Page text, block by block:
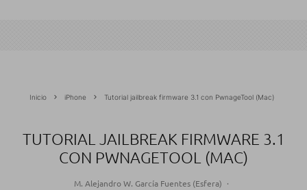
Inicio iPhone Tutorial jailbreak firmware 3.1 con PwnageTool (Mac)
TUTORIAL JAILBREAK FIRMWARE 3.1
CON PWNAGETOOL (MAC)
M. Alejandro W. García Fuentes (Esfera) ·